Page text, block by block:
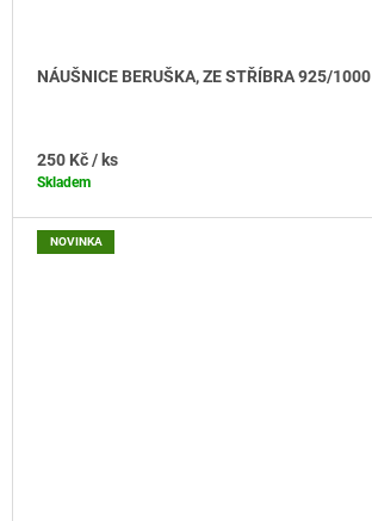
NÁUŠNICE BERUŠKA, ZE STŘÍBRA 925/1000
250 Kč/ ks
Skladem
NOVINKA